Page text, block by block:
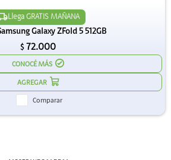
Llega GRATIS MAÑANA
Galaxy ZFold 5 512GB
$ 72.000
CONOCÉ MÁS
Comparar